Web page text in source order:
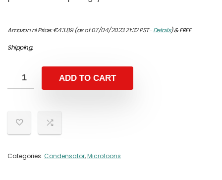
Amazon.nl Price:€43.89(as of 07/04/2023 21:32 PST-Details)&FREE
Shipping.
ADD TO CART
Categories: Condensator,Microfoons